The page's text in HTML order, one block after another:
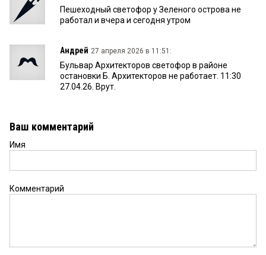
Пешеходный светофор у Зеленого острова не
работал и вчера и сегодня утром
Андрей 27 апреля 2026 в 11:51:
Бульвар Архитекторов светофор в районе
остановки Б. Архитекторов не работает. 11:30
27.04.26. Врут.
Ваш комментарий
Имя
Комментарий